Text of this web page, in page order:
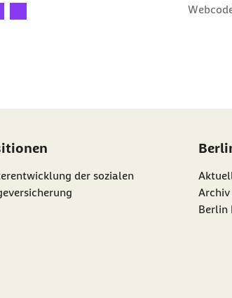
Stern2 Sterne3 Sterne
Bewertung: 4 Sterne
Ihre Bewertung: 5 Sterne
der sozialen
Archiv
Berlin